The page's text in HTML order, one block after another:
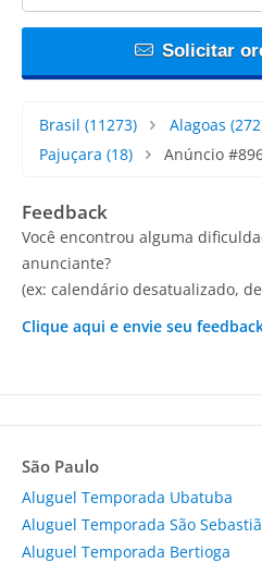
Solicitar
Brasil (11273) Alagoas
Pajuçara (18) Anúncio
Feedback
Você encontrou alguma
anunciante?
(ex: calendário desatualizado,
Clique aqui e envie seu
São Paulo
Aluguel Temporada Ubatuba
Aluguel Temporada São
Aluguel Temporada Bertioga